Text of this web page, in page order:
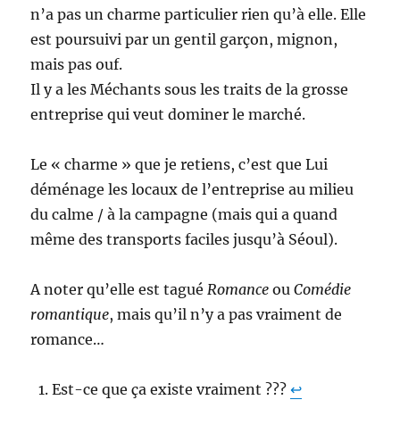
n’a pas un charme particulier rien qu’à elle. Elle
est poursuivi par un gentil garçon, mignon,
mais pas ouf.
Il y a les Méchants sous les traits de la grosse
entreprise qui veut dominer le marché.
Le « charme » que je retiens, c’est que Lui
déménage les locaux de l’entreprise au milieu
du calme / à la campagne (mais qui a quand
même des transports faciles jusqu’à Séoul).
A noter qu’elle est taguéRomance ouComédie
romantique, mais qu’il n’y a pas vraiment de
romance…
Est-ce que ça existe vraiment ???↩︎